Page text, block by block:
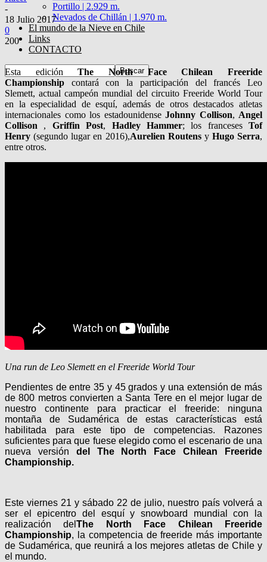
Portillo | 2.929 m.
Nevados de Chillán | 1.970 m.
El mundo de la Nieve en Chile
Links
CONTACTO
-
18 Julio 2017
0
200
Esta ediciónThe North Face Chilean Freeride
Championship contará con la participación del francés Leo
Slemett, actual campeón mundial del circuito Freeride World Tour
en la especialidad de esquí, además de otros destacados atletas
internacionales como los estadounidense Johnny Collison, Angel
Collison , Griffin Post, Hadley Hammer; los franceses Tof
Henry(segundo lugar en 2016),Aurelien Routensy Hugo Serra,
entre otros.
Una run de Leo Slemett en el Freeride World Tour
Pendientes de entre 35 y 45 grados y una extensión de más
de 800 metros convierten a Santa Tere en el mejor lugar de
nuestro continente para practicar el freeride: ninguna
montaña de Sudamérica de estas características está
habilitada para este tipo de competencias. Razones
suficientes para que fuese elegido como el escenario de una
nueva versión del The North Face Chilean Freeride
Championship.
Este viernes 21 y sábado 22 de julio, nuestro país volverá a
ser el epicentro del esquí y snowboard mundial con la
realización delThe North Face Chilean Freeride
Championship, la competencia de freeride más importante
de Sudamérica, que reunirá a los mejores atletas de Chile y
el mundo.